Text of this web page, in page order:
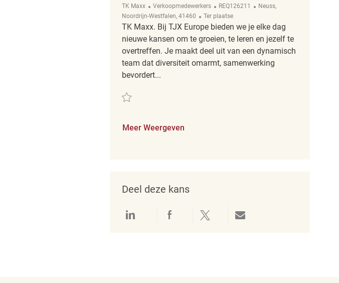
TK Maxx Categorie
Verkoopmedewerkers ReqId
REQ126211 Plaats
Neuss,
Noordrijn-Westfalen, 41460
Afgelegen
Ter plaatse
TK Maxx. Bij TJX Europe bieden we je elke dag
nieuwe kansen om te groeien, te leren en jezelf te
overtreffen. Je maakt deel uit van een dynamisch
team dat diversiteit omarmt, samenwerking
bevordert...
Redden Mitarbeiter im Verkauf (m/w/d) REQ126211
Meer Weergeven
Deel deze kans
Delen via LinkedInDelen via Facebook
Delen via twitterDelen via e-mail